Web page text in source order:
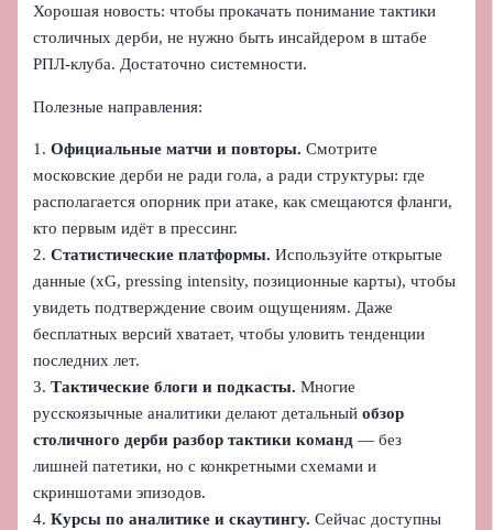
Хорошая новость: чтобы прокачать понимание тактики
столичных дерби, не нужно быть инсайдером в штабе
РПЛ-клуба. Достаточно системности.
Полезные направления:
1.Официальные матчи и повторы. Смотрите
московские дерби не ради гола, а ради структуры: где
располагается опорник при атаке, как смещаются фланги,
кто первым идёт в прессинг.
2.Статистические платформы. Используйте открытые
данные (xG, pressing intensity, позиционные карты), чтобы
увидеть подтверждение своим ощущениям. Даже
бесплатных версий хватает, чтобы уловить тенденции
последних лет.
3.Тактические блоги и подкасты. Многие
русскоязычные аналитики делают детальныйобзор
столичного дерби разбор тактики команд — без
лишней патетики, но с конкретными схемами и
скриншотами эпизодов.
4.Курсы по аналитике и скаутингу. Сейчас доступны